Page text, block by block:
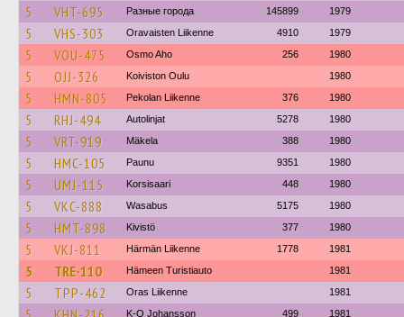
5 VHT-695 Разные города 145899 1979
5 VHS-303 Oravaisten Liikenne 4910 1979
5 VOU-475 Osmo Aho 256 1980
5 OJJ-326 Koiviston Oulu 1980
5 HMN-805 Pekolan Liikenne 376 1980
5 RHJ-494 Autolinjat 5278 1980
5 VRT-919 Mäkela 388 1980
5 HMC-105 Paunu 9351 1980
5 UMJ-115 Korsisaari 448 1980
5 VKC-888 Wasabus 5175 1980
5 HMT-898 Kivistö 377 1980
5 VKJ-811 Härmän Liikenne 1778 1981
5 TRE-110 Hämeen Turistiauto 1981
5 TPP-462 Oras Liikenne 1981
K-O Johansson 499 1981